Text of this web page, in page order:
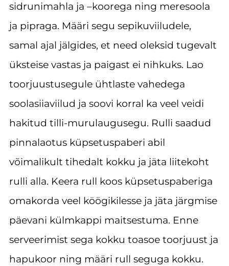
sidrunimahla ja –koorega ning meresoola
ja pipraga. Määri segu sepikuviiludele,
samal ajal jälgides, et need oleksid tugevalt
üksteise vastas ja paigast ei nihkuks. Lao
toorjuustusegule ühtlaste vahedega
soolasiiaviilud ja soovi korral ka veel veidi
hakitud tilli-murulaugusegu. Rulli saadud
pinnalaotus küpsetuspaberi abil
võimalikult tihedalt kokku ja jäta liitekoht
rulli alla. Keera rull koos küpsetuspaberiga
omakorda veel köögikilesse ja jäta järgmise
päevani külmkappi maitsestuma. Enne
serveerimist sega kokku toasoe toorjuust ja
hapukoor ning määri rull seguga kokku.